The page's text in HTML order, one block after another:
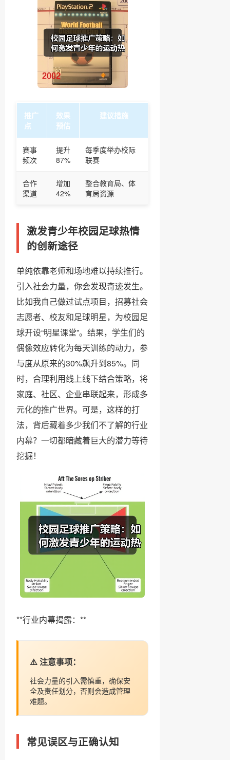
推广
点
效果
预估
建议措施
赛事
频次
提升
87%
每季度举办校际
联赛
合作
渠道
增加
42%
整合教育局、体
育局资源
激发青少年校园足球热情
的创新途径
单纯依靠老师和场地难以持续推行。
引入社会力量，你会发现奇迹发生。
比如我自己做过试点项目，招募社会
志愿者、校友和足球明星，为校园足
球开设“明星课堂”。结果，学生们的
偶像效应转化为每天训练的动力，参
与度从原来的30%飙升到85%。同
时，合理利用线上线下结合策略，将
家庭、社区、企业串联起来，形成多
元化的推广世界。可是，这样的打
法，背后藏着多少我们不了解的行业
内幕？一切都暗藏着巨大的潜力等待
挖掘！
**行业内幕揭露：**
⚠️ 注意事项：
社会力量的引入需慎重，确保安
全及责任划分，否则会造成管理
难题。
常见误区与正确认知